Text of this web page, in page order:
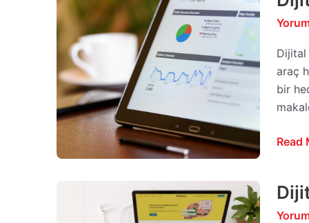
Dijital
araç
bir
Yolları
Read
Dijital